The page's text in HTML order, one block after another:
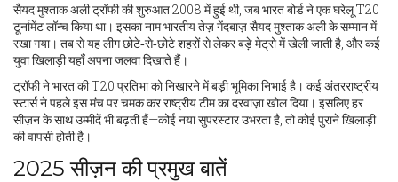
सैयद मुश्ताक अली ट्रॉफी की शुरुआत 2008 में हुई थी, जब भारत बोर्ड ने एक घरेलू T20
टूर्नामेंट लॉन्च किया था। इसका नाम भारतीय तेज़ गेंदबाज़ सैयद मुश्ताक अली के सम्मान में
रखा गया। तब से यह लीग छोटे‑से‑छोटे शहरों से लेकर बड़े मेट्रो में खेली जाती है, और कई
युवा खिलाड़ी यहाँ अपना जलवा दिखाते हैं।
ट्रॉफी ने भारत की T20 प्रतिभा को निखारने में बड़ी भूमिका निभाई है। कई अंतरराष्ट्रीय
स्टार्स ने पहले इस मंच पर चमक कर राष्ट्रीय टीम का दरवाज़ा खोल दिया। इसलिए हर
सीज़न के साथ उम्मीदें भी बढ़ती हैं—कोई नया सुपरस्टार उभरता है, तो कोई पुराने खिलाड़ी
की वापसी होती है।
2025 सीज़न की प्रमुख बातें